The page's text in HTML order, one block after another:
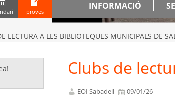
proves
INFORMACIÓ
LECTURA A LES BIBLIOTEQUES MUNICIPALS DE
Clubs de
EOI Sabadell 09/01/26